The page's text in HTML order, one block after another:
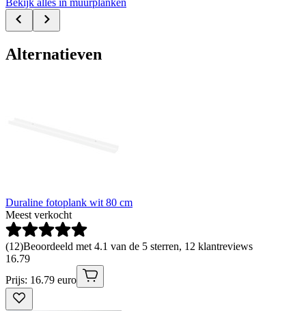
Alternatieven
Duraline fotoplank wit 80 cm
Meest verkocht
(12)Beoordeeld met 4.1 van de 5 sterren, 12 klantreviews
16.79
Prijs: 16.79 euro